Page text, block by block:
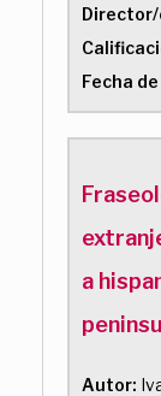
Director/
Fecha
a
Autor: